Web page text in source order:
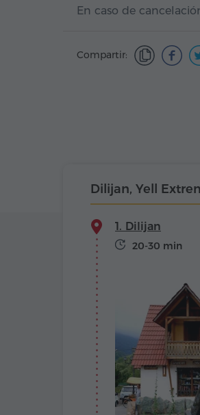
En caso de
Compartir:
Dilijan, Yell
1. Dilijan
20-30 min